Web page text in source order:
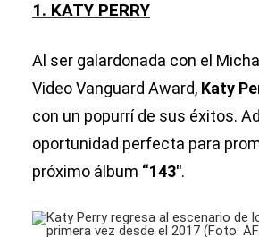
1. KATY PERRY
Al ser galardonada con el
Video Vanguard Award, Katy
con un popurrí de sus éxitos.
oportunidad perfecta para
próximo álbum “143″.